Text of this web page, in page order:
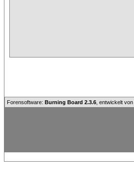
Forensoftware: Burning Board 2.3.6 , entwickelt von